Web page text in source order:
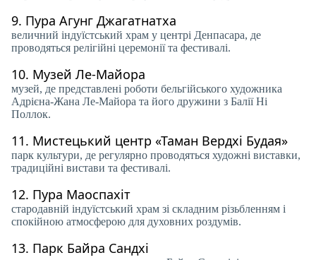
9. Пура Агунг Джагатнатха
величний індуїстський храм у центрі Денпасара, де
проводяться релігійні церемонії та фестивалі.
10. Музей Ле-Майора
музей, де представлені роботи бельгійського художника
Адрієна-Жана Ле-Майора та його дружини з Балії Ні
Поллок.
11. Мистецький центр «Таман Вердхі Будая»
парк культури, де регулярно проводяться художні виставки,
традиційні вистави та фестивалі.
12. Пура Маоспахіт
стародавній індуїстський храм зі складним різьбленням і
спокійною атмосферою для духовних роздумів.
13. Парк Байра Сандхі